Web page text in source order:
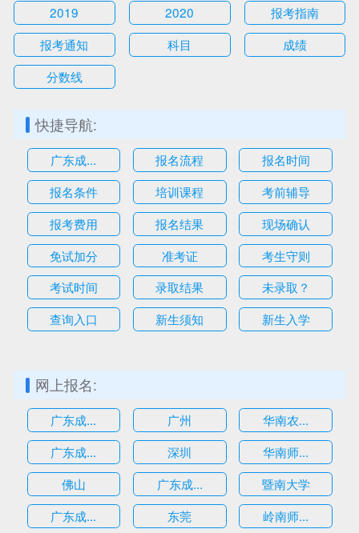
估
2019 2020
报考指南
报考通知
科目
成绩
分数线
快捷导航:
广东成... 报名流程
报名时间
报名条件
培训课程
考前辅导
报考费用
报名结果
现场确认
免试加分
准考证
考生守则
考试时间
录取结果
未录取？
查询入口
新生须知 新生入学
网上报名:
广东成... 广州
华南农...
广东成...
深圳
华南师...
佛山
广东成...
暨南大学
广东成...
东莞
岭南师...